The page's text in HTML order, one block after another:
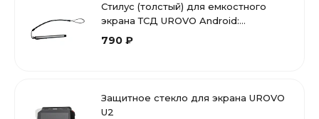
Стилус (толстый) для емкостного
экрана ТСД UROVO Android:
i6100S/i6200/i6300/v5100/U2
790 ₽
Защитное стекло для экрана UROVO
U2